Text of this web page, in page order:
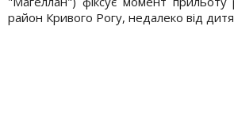
район Кривого Рогу, недалеко від